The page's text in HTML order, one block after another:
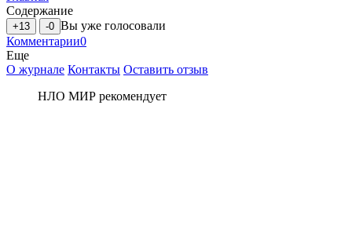
Содержание
+13 -0 Вы уже голосовали
Комментарии0
Еще
О журнале Контакты Оставить отзыв
НЛО МИР рекомендует